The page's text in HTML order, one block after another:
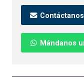
Contáctanos
Mándanos